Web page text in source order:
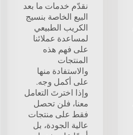
نقدّم خدمات ما بعد
البيع الخاصة بنسيج
الكريب الطبيعي
لمساعدة عملائنا
على فهم هذه
المنتجات
والاستفادة منها
على أكمل وجه.
وإذا اخترتَ التعامل
معنا، فلن تحصل
فقط على منتجات
عالية الجودة، بل